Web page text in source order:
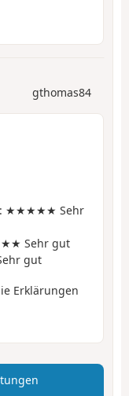
gthomas84
: ★★★★★ Sehr
Sehr gut
gut
Erklärungen